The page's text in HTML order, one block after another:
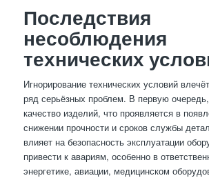
Последствия
несоблюдения
технических
Игнорирование технических условий
ряд серьёзных проблем. В первую
качество изделий, что проявляется в
снижении прочности и сроков службы
влияет на безопасность эксплуатации
привести к авариям, особенно в
энергетике, авиации, медицинском